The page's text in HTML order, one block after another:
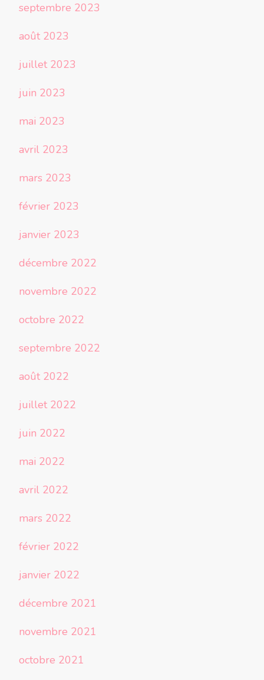
septembre 2023
août 2023
juillet 2023
juin 2023
mai 2023
avril 2023
mars 2023
février 2023
janvier 2023
décembre 2022
novembre 2022
octobre 2022
septembre 2022
août 2022
juillet 2022
juin 2022
mai 2022
avril 2022
mars 2022
février 2022
janvier 2022
décembre 2021
novembre 2021
octobre 2021